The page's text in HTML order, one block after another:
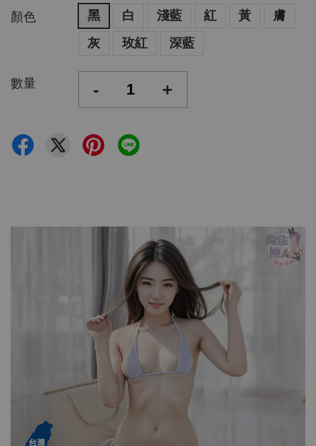
顏色 黑 白 淺藍 紅 黃
膚
灰
玫紅 深藍
數量 - +